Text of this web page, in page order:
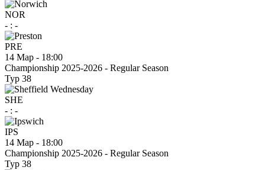
NOR
- : -
PRE
14 Мар - 18:00
Championship 2025-2026 - Regular Season
Тур 38
SHE
- : -
IPS
14 Мар - 18:00
Championship 2025-2026 - Regular Season
Тур 38